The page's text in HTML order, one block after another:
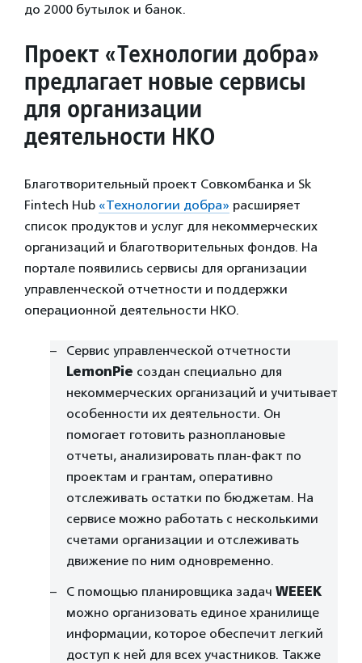
до 2000 бутылок и банок.
Проект «Технологии добра»
предлагает новые сервисы
для организации
деятельности НКО
Благотворительный проект Совкомбанка и Sk
Fintech Hub «Технологии добра» расширяет
список продуктов и услуг для некоммерческих
организаций и благотворительных фондов. На
портале появились сервисы для организации
управленческой отчетности и поддержки
операционной деятельности НКО.
Сервис управленческой отчетности
LemonPie создан специально для
некоммерческих организаций и учитывает
особенности их деятельности. Он
помогает готовить разноплановые
отчеты, анализировать план-факт по
проектам и грантам, оперативно
отслеживать остатки по бюджетам. На
сервисе можно работать с несколькими
счетами организации и отслеживать
движение по ним одновременно.
С помощью планировщика задач WEEEK
можно организовать единое хранилище
информации, которое обеспечит легкий
доступ к ней для всех участников. Также